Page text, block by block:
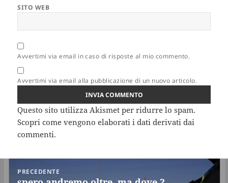
SITO WEB
Avvertimi via email in caso di risposte al mio commento.
Avvertimi via email alla pubblicazione di un nuovo articolo.
Questo sito utilizza Akismet per ridurre lo spam.
Scopri come vengono elaborati i dati derivati dai
commenti.
articoliPRECEDENTE